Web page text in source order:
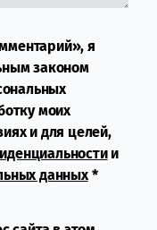
я
законом
моих
и для целей,
и
данных*